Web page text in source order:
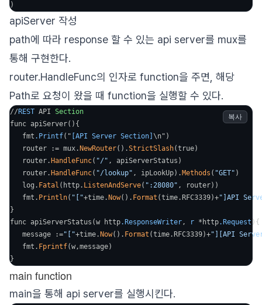
)
apiServer 작성
path에 따라 response 할 수 있는 api server를 mux를
통해 구현한다.
router.HandleFunc의 인자로 function을 주면, 해당
Path로 요청이 왔을 때 function을 실행할 수 있다.
// REST API Section
func apiServer(){
   fmt
.Printf(" [API Server Section] \n")
   router := mux.
NewRouter().StrictSlash(true)
   router.
HandleFunc( "/" , apiServerStatus)
   router.
HandleFunc( "/lookup" , ipLookUp). Methods ( "GET" )
   log.
Fatal (http. ListenAndServe( ":28080" , router))
   fmt.
Println( "["+time. Now(). Format (time.RFC3339)+"]API
}
func apiServerStatus(w http.ResponseWriter, r *http.Request ){
   message :=
"["+time. Now(). Format (time.RFC3339)+"][API
   fmt.
Fprintf(w,message)
}
복사
main function
main을 통해 api server를 실행시킨다.